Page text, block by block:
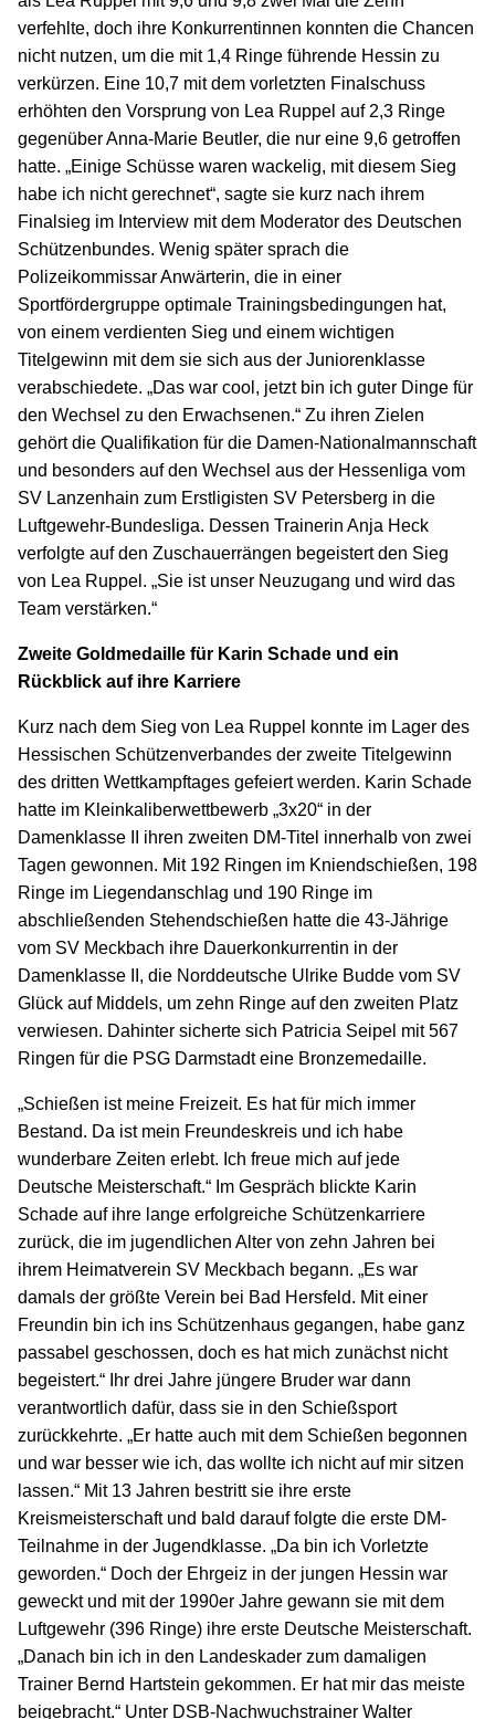
verfehlte, doch ihre Konkurrentinnen konnten die Chancen
nicht nutzen, um die mit 1,4 Ringe führende Hessin zu
verkürzen. Eine 10,7 mit dem vorletzten Finalschuss
erhöhten den Vorsprung von Lea Ruppel auf 2,3 Ringe
gegenüber Anna-Marie Beutler, die nur eine 9,6 getroffen
hatte. „Einige Schüsse waren wackelig, mit diesem Sieg
habe ich nicht gerechnet“, sagte sie kurz nach ihrem
Finalsieg im Interview mit dem Moderator des Deutschen
Schützenbundes. Wenig später sprach die
Polizeikommissar Anwärterin, die in einer
Sportfördergruppe optimale Trainingsbedingungen hat,
von einem verdienten Sieg und einem wichtigen
Titelgewinn mit dem sie sich aus der Juniorenklasse
verabschiedete. „Das war cool, jetzt bin ich guter Dinge für
den Wechsel zu den Erwachsenen.“ Zu ihren Zielen
gehört die Qualifikation für die Damen-Nationalmannschaft
und besonders auf den Wechsel aus der Hessenliga vom
SV Lanzenhain zum Erstligisten SV Petersberg in die
Luftgewehr-Bundesliga. Dessen Trainerin Anja Heck
verfolgte auf den Zuschauerrängen begeistert den Sieg
von Lea Ruppel. „Sie ist unser Neuzugang und wird das
Team verstärken.“
Zweite Goldmedaille für Karin Schade und ein
Rückblick auf ihre Karriere
Kurz nach dem Sieg von Lea Ruppel konnte im Lager des
Hessischen Schützenverbandes der zweite Titelgewinn
des dritten Wettkampftages gefeiert werden. Karin Schade
hatte im Kleinkaliberwettbewerb „3x20“ in der
Damenklasse II ihren zweiten DM-Titel innerhalb von zwei
Tagen gewonnen. Mit 192 Ringen im Kniendschießen, 198
Ringe im Liegendanschlag und 190 Ringe im
abschließenden Stehendschießen hatte die 43-Jährige
vom SV Meckbach ihre Dauerkonkurrentin in der
Damenklasse II, die Norddeutsche Ulrike Budde vom SV
Glück auf Middels, um zehn Ringe auf den zweiten Platz
verwiesen. Dahinter sicherte sich Patricia Seipel mit 567
Ringen für die PSG Darmstadt eine Bronzemedaille.
„Schießen ist meine Freizeit. Es hat für mich immer
Bestand. Da ist mein Freundeskreis und ich habe
wunderbare Zeiten erlebt. Ich freue mich auf jede
Deutsche Meisterschaft.“ Im Gespräch blickte Karin
Schade auf ihre lange erfolgreiche Schützenkarriere
zurück, die im jugendlichen Alter von zehn Jahren bei
ihrem Heimatverein SV Meckbach begann. „Es war
damals der größte Verein bei Bad Hersfeld. Mit einer
Freundin bin ich ins Schützenhaus gegangen, habe ganz
passabel geschossen, doch es hat mich zunächst nicht
begeistert.“ Ihr drei Jahre jüngere Bruder war dann
verantwortlich dafür, dass sie in den Schießsport
zurückkehrte. „Er hatte auch mit dem Schießen begonnen
und war besser wie ich, das wollte ich nicht auf mir sitzen
lassen.“ Mit 13 Jahren bestritt sie ihre erste
Kreismeisterschaft und bald darauf folgte die erste DM-
Teilnahme in der Jugendklasse. „Da bin ich Vorletzte
geworden.“ Doch der Ehrgeiz in der jungen Hessin war
geweckt und mit der 1990er Jahre gewann sie mit dem
Luftgewehr (396 Ringe) ihre erste Deutsche Meisterschaft.
„Danach bin ich in den Landeskader zum damaligen
Trainer Bernd Hartstein gekommen. Er hat mir das meiste
beigebracht.“ Unter DSB-Nachwuchstrainer Walter